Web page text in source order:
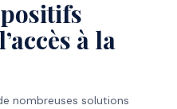
à la
nombreuses solutions